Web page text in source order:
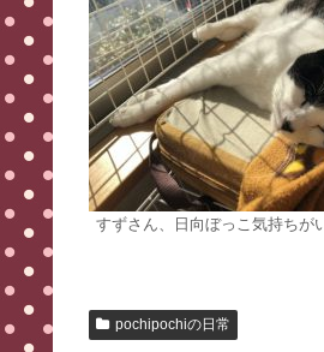
すずさん、日向ぼっこ気持ちが
pochipochiの日常